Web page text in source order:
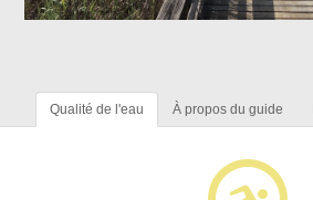
Qualité de l'eau À propos du guide